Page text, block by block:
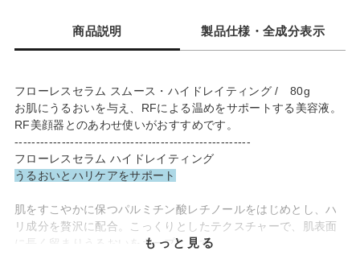
商品説明 製品仕様・全成分表示
フローレスセラム スムース・ハイドレイティング / 80g
お肌にうるおいを与え、RFによる温めをサポートする美容液。
RF美顔器とのあわせ使いがおすすめです。
-------------------------------------------------------
フローレスセラム ハイドレイティング
うるおいとハリケアをサポート
肌をすこやかに保つパルミチン酸レチノールをはじめとし、ハ
リ成分を贅沢に配合。こっくりとしたテクスチャーで、肌表面
に長く留まりうるおいをキープします。
もっと見る